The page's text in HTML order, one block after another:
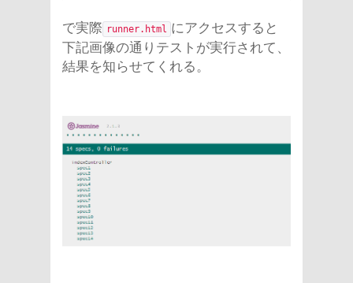
で実際 runner.html にアクセスすると
下記画像の通りテストが実行されて、
結果を知らせてくれる。